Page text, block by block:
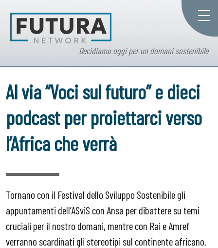
Decidiamo oggi per un domani sostenibile
Al via “Voci sul futuro” e dieci
podcast per proiettarci verso
l’Africa che verrà
Tornano con il Festival dello Sviluppo Sostenibile gli
appuntamenti dell’ASviS con Ansa per dibattere su temi
cruciali per il nostro domani, mentre con Rai e Amref
verranno scardinati gli stereotipi sul continente africano.